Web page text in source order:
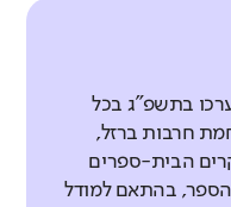
בתשפ"ג בכל
חרבות ברזל,
הבית-ספרים
בהתאם למודל